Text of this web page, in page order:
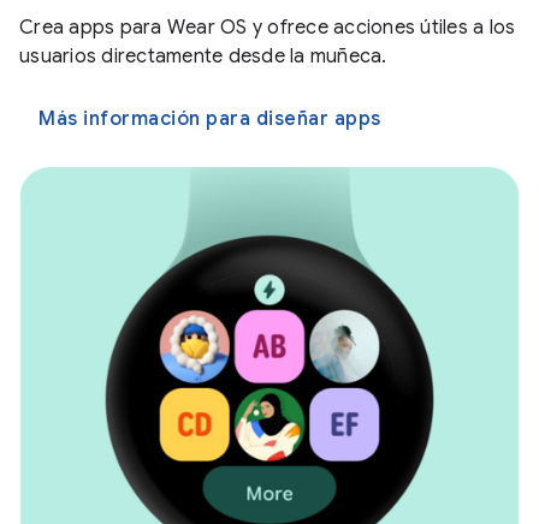
Crea apps para Wear OS y ofrece acciones útiles a los
usuarios directamente desde la muñeca.
Más información para diseñar apps